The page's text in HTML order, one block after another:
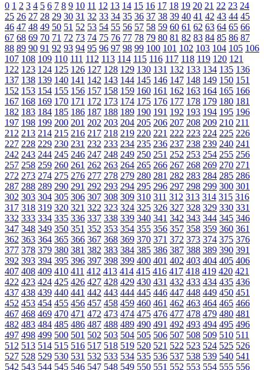
0 1 2 3 4 5 6 7 8 9 10 11 12 13 14 15 16 17 18 19 20 21 22 23 24
25 26 27 28 29 30 31 32 33 34 35 36 37 38 39 40 41 42 43 44 45
46 47 48 49 50 51 52 53 54 55 56 57 58 59 60 61 62 63 64 65 66
67 68 69 70 71 72 73 74 75 76 77 78 79 80 81 82 83 84 85 86 87
88 89 90 91 92 93 94 95 96 97 98 99 100 101 102 103 104 105 106
107 108 109 110 111 112 113 114 115 116 117 118 119 120 121
122 123 124 125 126 127 128 129 130 131 132 133 134 135 136
137 138 139 140 141 142 143 144 145 146 147 148 149 150 151
152 153 154 155 156 157 158 159 160 161 162 163 164 165 166
167 168 169 170 171 172 173 174 175 176 177 178 179 180 181
182 183 184 185 186 187 188 189 190 191 192 193 194 195 196
197 198 199 200 201 202 203 204 205 206 207 208 209 210 211
212 213 214 215 216 217 218 219 220 221 222 223 224 225 226
227 228 229 230 231 232 233 234 235 236 237 238 239 240 241
242 243 244 245 246 247 248 249 250 251 252 253 254 255 256
257 258 259 260 261 262 263 264 265 266 267 268 269 270 271
272 273 274 275 276 277 278 279 280 281 282 283 284 285 286
287 288 289 290 291 292 293 294 295 296 297 298 299 300 301
302 303 304 305 306 307 308 309 310 311 312 313 314 315 316
317 318 319 320 321 322 323 324 325 326 327 328 329 330 331
332 333 334 335 336 337 338 339 340 341 342 343 344 345 346
347 348 349 350 351 352 353 354 355 356 357 358 359 360 361
362 363 364 365 366 367 368 369 370 371 372 373 374 375 376
377 378 379 380 381 382 383 384 385 386 387 388 389 390 391
392 393 394 395 396 397 398 399 400 401 402 403 404 405 406
407 408 409 410 411 412 413 414 415 416 417 418 419 420 421
422 423 424 425 426 427 428 429 430 431 432 433 434 435 436
437 438 439 440 441 442 443 444 445 446 447 448 449 450 451
452 453 454 455 456 457 458 459 460 461 462 463 464 465 466
467 468 469 470 471 472 473 474 475 476 477 478 479 480 481
482 483 484 485 486 487 488 489 490 491 492 493 494 495 496
497 498 499 500 501 502 503 504 505 506 507 508 509 510 511
512 513 514 515 516 517 518 519 520 521 522 523 524 525 526
527 528 529 530 531 532 533 534 535 536 537 538 539 540 541
542 543 544 545 546 547 548 549 550 551 552 553 554 555 556